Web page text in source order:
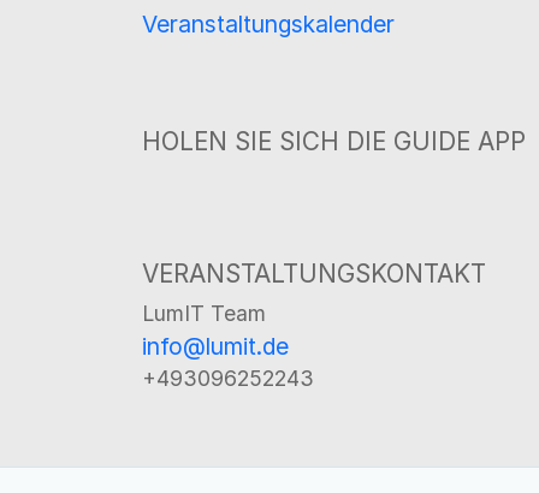
Veranstaltungskalender
HOLEN SIE SICH DIE GUIDE APP
VERANSTALTUNGSKONTAKT
LumIT Team
info@lumit.de
+493096252243